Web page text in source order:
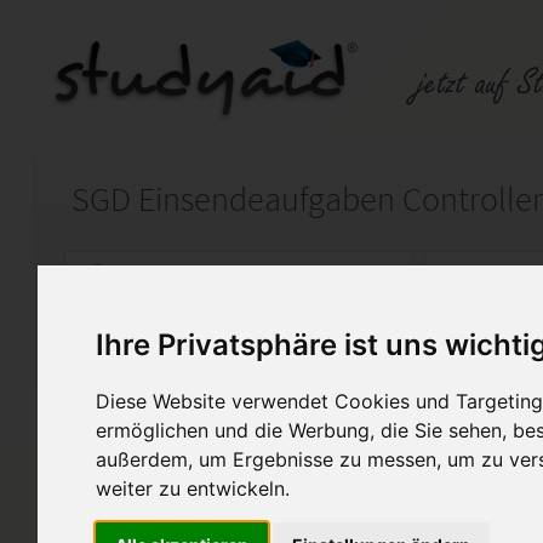
Ihre Privatsphäre ist uns
Diese Website verwendet Cookies und
ermöglichen und die Werbung, die Sie sehen,
außerdem, um Ergebnisse zu messen, um zu
weiter zu entwickeln.
Auf StudyAid.de verkaufen
Startseite Rechnungswesen
Präsentation und optische
Lösung der
und optische Rhetorik“